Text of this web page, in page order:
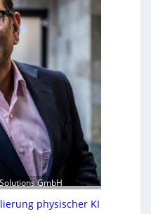
GmbH
physischer KI